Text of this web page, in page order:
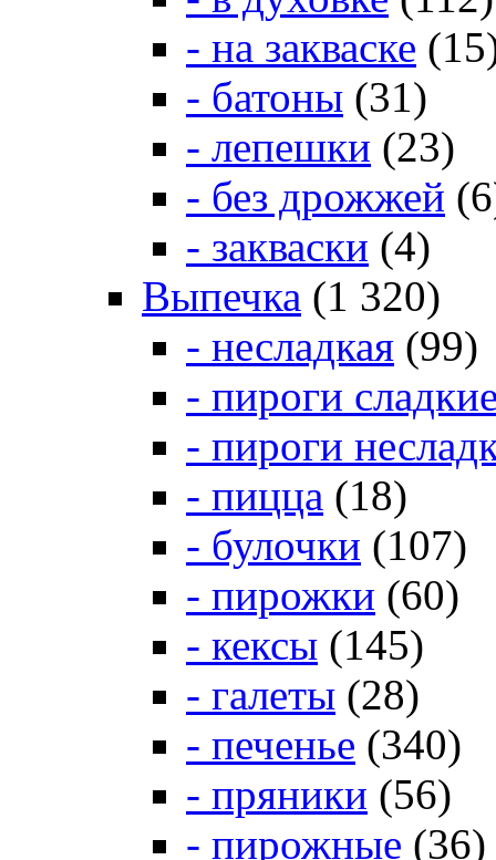
- на закваске
- батоны (31)
- лепешки (23)
- без дрожжей
- закваски (4)
Выпечка (1 320)
- несладкая (99)
- пироги
- пироги
- пицца (18)
- булочки (107)
- пирожки (60)
- кексы (145)
- галеты (28)
- печенье (340)
- пряники (56)
- пирожные (36)